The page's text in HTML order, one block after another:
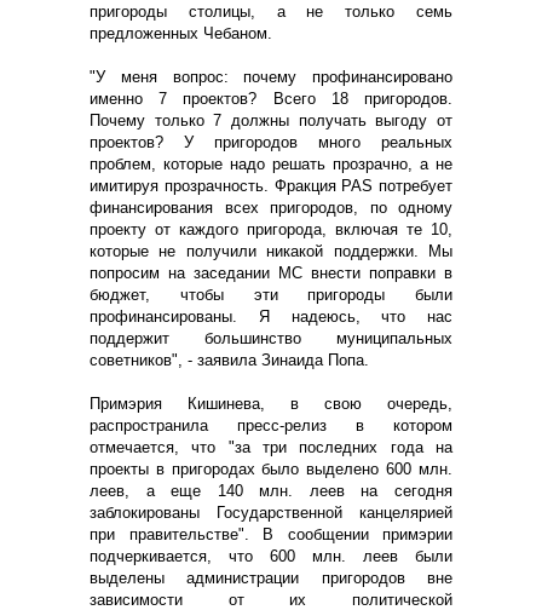
пригороды столицы, а не только семь
предложенных Чебаном.
"У меня вопрос: почему профинансировано
именно 7 проектов? Всего 18 пригородов.
Почему только 7 должны получать выгоду от
проектов? У пригородов много реальных
проблем, которые надо решать прозрачно, а не
имитируя прозрачность. Фракция PAS потребует
финансирования всех пригородов, по одному
проекту от каждого пригорода, включая те 10,
которые не получили никакой поддержки. Мы
попросим на заседании МС внести поправки в
бюджет, чтобы эти пригороды были
профинансированы. Я надеюсь, что нас
поддержит большинство муниципальных
советников", - заявила Зинаида Попа.
Примэрия Кишинева, в свою очередь,
распространила пресс-релиз в котором
отмечается, что "за три последних года на
проекты в пригородах было выделено 600 млн.
леев, а еще 140 млн. леев на сегодня
заблокированы Государственной канцелярией
при правительстве". В сообщении примэрии
подчеркивается, что 600 млн. леев были
выделены администрации пригородов вне
зависимости от их политической